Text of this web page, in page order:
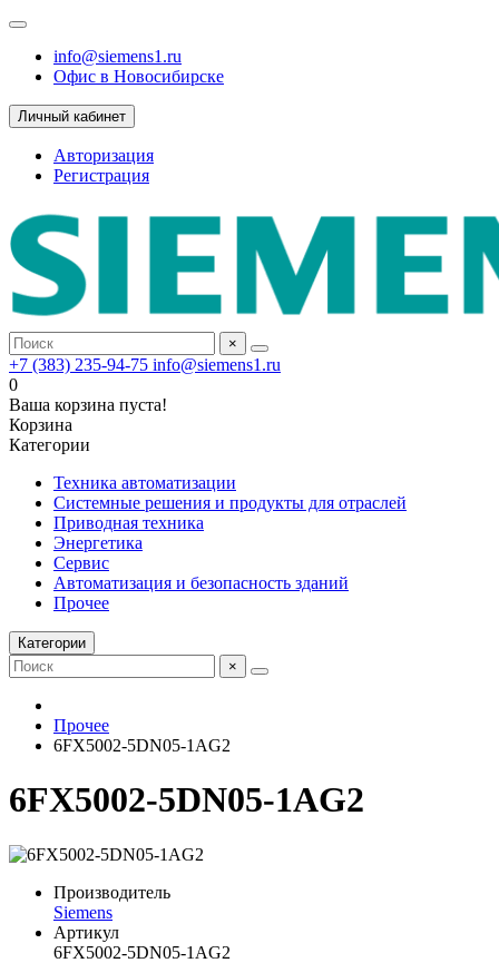
info@siemens1.ru
Офис в Новосибирске
Личный кабинет
Авторизация
Регистрация
×
+7 (383) 235-94-75 info@siemens1.ru
0
Ваша корзина пуста!
Корзина
Категории
Техника автоматизации
Системные решения и продукты для отраслей
Приводная техника
Энергетика
Сервис
Автоматизация и безопасность зданий
Прочее
Категории
×
Прочее
6FX5002-5DN05-1AG2
6FX5002-5DN05-1AG2
Производитель
Siemens
Артикул
6FX5002-5DN05-1AG2